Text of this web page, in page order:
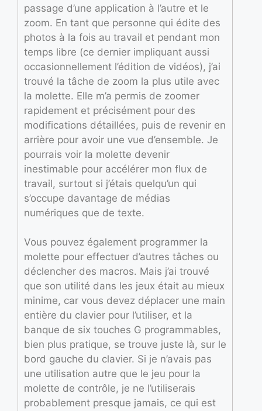
passage d’une application à l’autre et le
zoom. En tant que personne qui édite des
photos à la fois au travail et pendant mon
temps libre (ce dernier impliquant aussi
occasionnellement l’édition de vidéos), j’ai
trouvé la tâche de zoom la plus utile avec
la molette. Elle m’a permis de zoomer
rapidement et précisément pour des
modifications détaillées, puis de revenir en
arrière pour avoir une vue d’ensemble. Je
pourrais voir la molette devenir
inestimable pour accélérer mon flux de
travail, surtout si j’étais quelqu’un qui
s’occupe davantage de médias
numériques que de texte.
Vous pouvez également programmer la
molette pour effectuer d’autres tâches ou
déclencher des macros. Mais j’ai trouvé
que son utilité dans les jeux était au mieux
minime, car vous devez déplacer une main
entière du clavier pour l’utiliser, et la
banque de six touches G programmables,
bien plus pratique, se trouve juste là, sur le
bord gauche du clavier. Si je n’avais pas
une utilisation autre que le jeu pour la
molette de contrôle, je ne l’utiliserais
probablement presque jamais, ce qui est